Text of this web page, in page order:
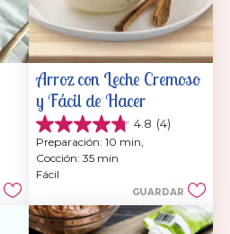
Arroz con Leche Cremoso
y Fácil de Hacer
4.8 (4)
4.8
de
5
estrellas.
reseñas
Preparación: 10 min,
Cocción: 35 min
Fácil
GUARDAR